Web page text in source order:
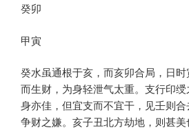
癸卯
甲寅
癸水虽通根于亥，而亥卯合局，日
而生财，为身轻泄气太重。支行印
身亦佳，但宜支而不宜干，见壬则
争财之嫌。亥子丑北方劫地，则甚